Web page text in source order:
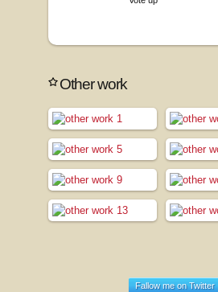
Other work
Fallow me on Twitter